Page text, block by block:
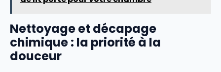
Nettoyage et décapage
chimique : la priorité à la
douceur